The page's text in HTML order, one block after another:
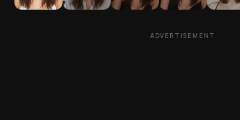
ADVERTISEMENT